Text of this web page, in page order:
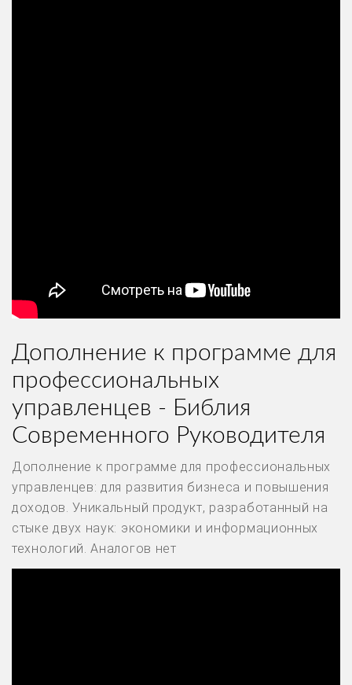
Дополнение к программе для
профессиональных
управленцев - Библия
Современного Руководителя
Дополнение к программе для профессиональных
управленцев: для развития бизнеса и повышения
доходов. Уникальный продукт, разработанный на
стыке двух наук: экономики и информационных
технологий. Аналогов нет